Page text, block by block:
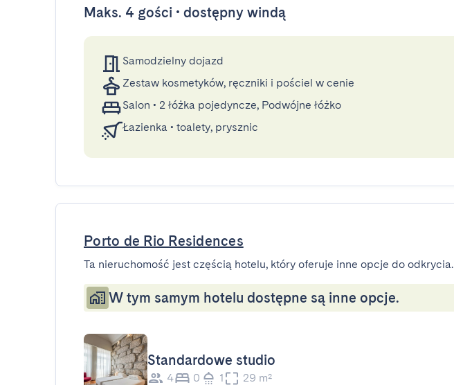
Maks. 4 gości • dostępny windą
Samodzielny dojazd
Zestaw kosmetyków, ręczniki i pościel w cenie
Salon • 2 łóżka pojedyncze, Podwójne łóżko
Łazienka • toalety, prysznic
Porto de Rio Residences
Ta nieruchomość jest częścią hotelu, który oferuje inne opcje do odkrycia.
W tym samym hotelu dostępne są inne opcje.
Standardowe studio
4 0 1 29 m²